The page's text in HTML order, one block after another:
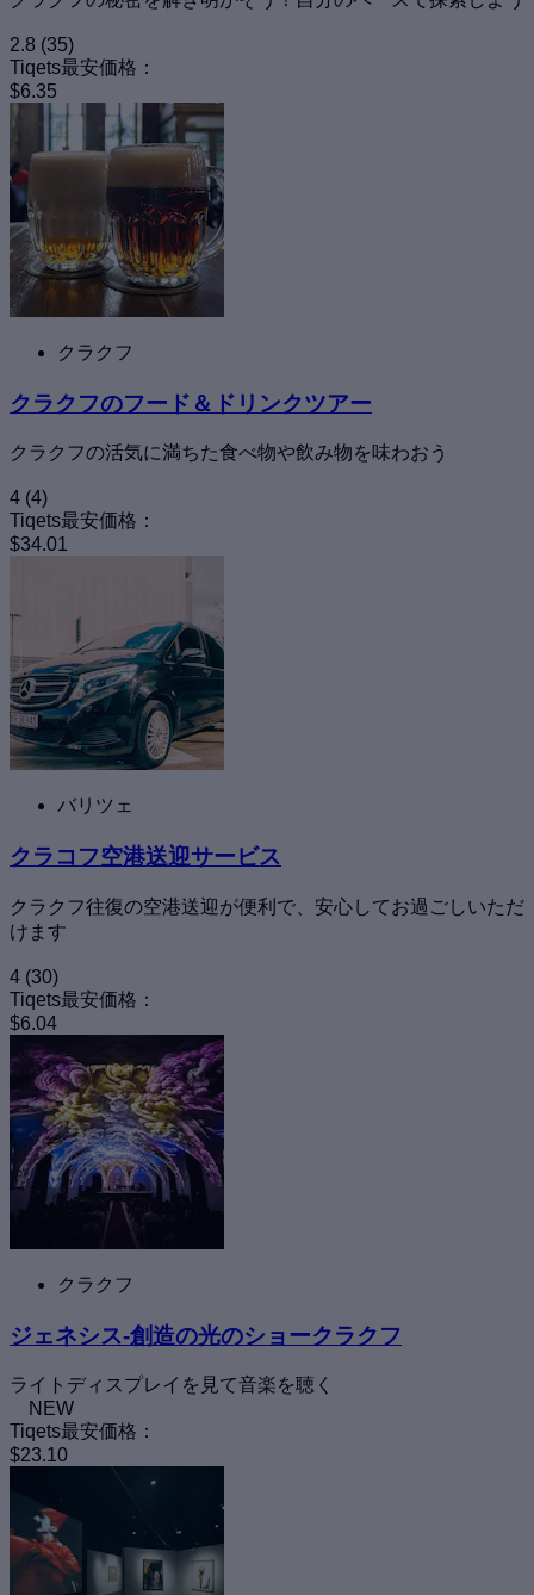
2.8 (35)
Tiqets最安価格：
$6.35
クラクフ
クラクフのフード＆ドリンクツアー
クラクフの活気に満ちた食べ物や飲み物を味わおう
4 (4)
Tiqets最安価格：
$34.01
バリツェ
クラコフ空港送迎サービス
クラクフ往復の空港送迎が便利で、安心してお過ごしいただ
けます
4 (30)
Tiqets最安価格：
$6.04
クラクフ
ジェネシス-創造の光のショークラクフ
ライトディスプレイを見て音楽を聴く
NEW
Tiqets最安価格：
$23.10